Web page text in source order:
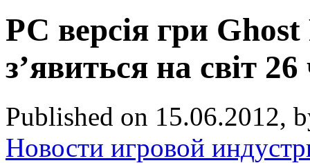
РС версія гри
з’явиться на світ
Published on 15.06.2012,
Новости игровой